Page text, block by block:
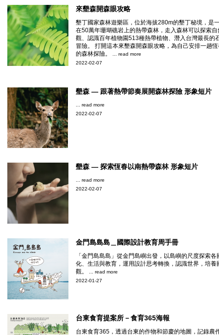
來墾森開森眼攻略
墾丁國家森林遊樂區，位於海拔280m的墾丁秘境，是
在50萬年珊瑚礁岩上的熱帶森林，走入森林可以探索自
觀、認識百年植物園513種熱帶植物、潛入台灣最長的
冒險。 打開這本來墾森開森眼攻略，為自己安排一趟
的森林探險。
... read more
2022-02-07
墾森 — 跟著熱帶節奏展開森林探險 形象短片
... read more
2022-02-07
墾森 — 探索恆春以南熱帶森林 形象短片
... read more
2022-02-07
金門島島島＿國際設計教育周手冊
「金門島島島」從金門島嶼出發，以島嶼的尺度探索各
化、生活與教育，運用設計思考轉換，認識世界，培養
觀。
... read more
2022-01-27
台東食育提案所－食育365海報
台東食育365，透過台東的作物和節慶的地圖，記錄農